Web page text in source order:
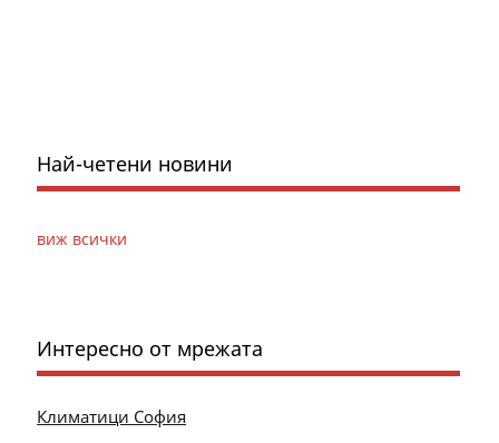
Най-четени новини
виж всички
Интересно от мрежата
Климатици София